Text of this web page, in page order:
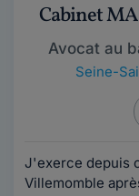
Cabinet
Avocat au
Seine-
J'exerce depuis
Villemomble